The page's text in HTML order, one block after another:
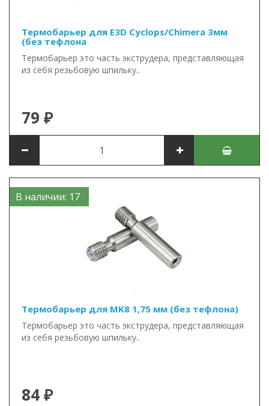
Термобарьер для E3D Cyclops/Chimera 3мм
(без тефлона
Термобарьер это часть экструдера, представляющая
из себя резьбовую шпильку..
79 ₽
В наличии: 17
Термобарьер для MK8 1,75 мм (без тефлона)
Термобарьер это часть экструдера, представляющая
из себя резьбовую шпильку..
84 ₽